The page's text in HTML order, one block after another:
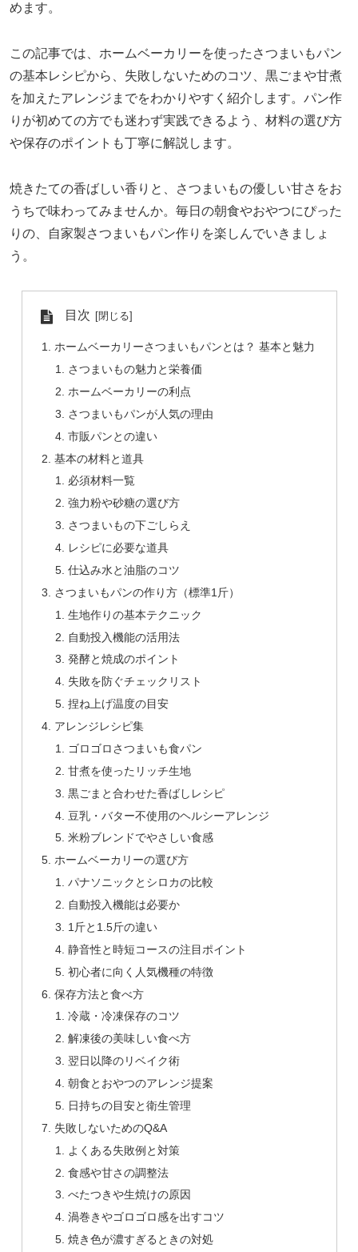
めます。
この記事では、ホームベーカリーを使ったさつまいもパン
の基本レシピから、失敗しないためのコツ、黒ごまや甘煮
を加えたアレンジまでをわかりやすく紹介します。パン作
りが初めての方でも迷わず実践できるよう、材料の選び方
や保存のポイントも丁寧に解説します。
焼きたての香ばしい香りと、さつまいもの優しい甘さをお
うちで味わってみませんか。毎日の朝食やおやつにぴった
りの、自家製さつまいもパン作りを楽しんでいきましょ
う。
目次
ホームベーカリーさつまいもパンとは？ 基本と魅力
さつまいもの魅力と栄養価
ホームベーカリーの利点
さつまいもパンが人気の理由
市販パンとの違い
基本の材料と道具
必須材料一覧
強力粉や砂糖の選び方
さつまいもの下ごしらえ
レシピに必要な道具
仕込み水と油脂のコツ
さつまいもパンの作り方（標準1斤）
生地作りの基本テクニック
自動投入機能の活用法
発酵と焼成のポイント
失敗を防ぐチェックリスト
捏ね上げ温度の目安
アレンジレシピ集
ゴロゴロさつまいも食パン
甘煮を使ったリッチ生地
黒ごまと合わせた香ばしレシピ
豆乳・バター不使用のヘルシーアレンジ
米粉ブレンドでやさしい食感
ホームベーカリーの選び方
パナソニックとシロカの比較
自動投入機能は必要か
1斤と1.5斤の違い
静音性と時短コースの注目ポイント
初心者に向く人気機種の特徴
保存方法と食べ方
冷蔵・冷凍保存のコツ
解凍後の美味しい食べ方
翌日以降のリベイク術
朝食とおやつのアレンジ提案
日持ちの目安と衛生管理
失敗しないためのQ&A
よくある失敗例と対策
食感や甘さの調整法
べたつきや生焼けの原因
渦巻きやゴロゴロ感を出すコツ
焼き色が濃すぎるときの対処